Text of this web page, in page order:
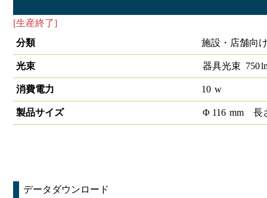
[生産終了]
分類
施設・店舗向
光束 器具光束 750
消費電力 10 w
製品サイズ Φ 116 mm 長
データダウンロード